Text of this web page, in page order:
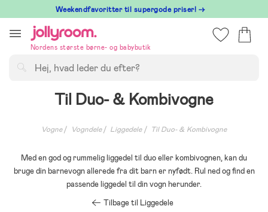
till
innehållet
⁠ Weekendfavoritter til supergode priser! →
Nordens største børne- og babybutik
Til Duo- & Kombivogne
Vogne Vogndele Liggedele Til Duo- & Kombivogne
Med en god og rummelig liggedel til duo eller kombivognen, kan du
bruge din barnevogn allerede fra dit barn er nyfødt. Rul ned og find en
passende liggedel til din vogn herunder.
Tilbage til Liggedele